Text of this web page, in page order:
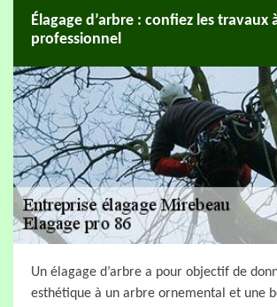
Élagage d’arbre : confiez les travaux
professionnel
Un élagage d’arbre a pour objectif de
esthétique à un arbre ornemental et une